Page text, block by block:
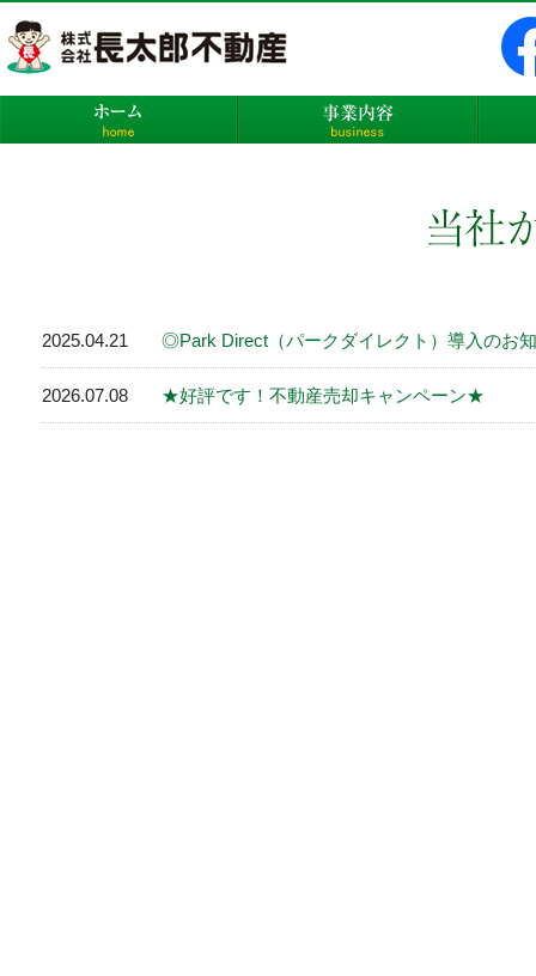
2025.04.21 ◎Park Direct（パークダイレクト）導入のお
2026.07.08 ★好評です！不動産売却キャンペーン★